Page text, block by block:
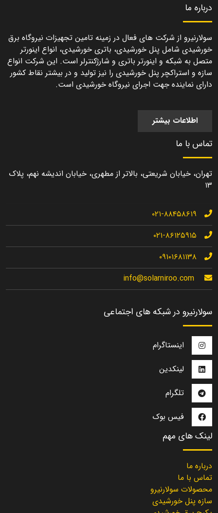
درباره ما
سولارنیرو از شرکت های فعال در زمینه تامین تجهیزات نیروگاه برق
خورشیدی شامل پنل خورشیدی، باتری خورشیدی، انواع اینورتر
متصل به شبکه و اینورتر باتری و شارژکنترلر است. این شرکت انواع
سازه و استراکچر پنل خورشیدی را نیز تولید و در بیشتر نقاط کشور
دارای نماینده جهت اجرای نیروگاه خورشیدی است.
اطلاعات بیشتر
تماس با ما
تهران، خیابان شریعتی، بالاتر از مطهری، خیابان اندیشه نهم، پلاک
۱۳
۰۲۱-۸۸۴۵۸۶۱۹
۰۲۱-۸۶۱۲۵۹۱۵
۰۹۱۰۱۶۸۱۱۳۸
info@solarniroo.com
سولارنیرو در شبکه های اجتماعی
اینستاگرام
لینکدین
تلگرام
فیس بوک
لینک های مهم
درباره ما
تماس با ما
محصولات سولارنیرو
سازه پنل خورشیدی